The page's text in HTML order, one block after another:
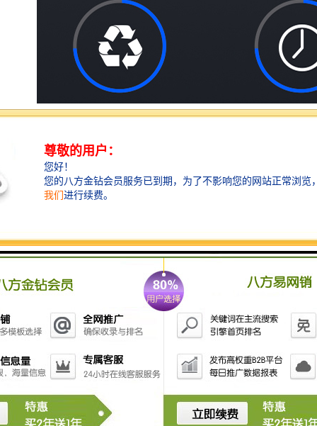
周波金属加热机等逐渐构成了‘北有北方重工南有上海地
它的大高压整流电源却十分简略，用4只1A/10kV高压硅
堆加一只0.1μF/8kV的滤波电容器组成。避免办法⑴建厂
房时做好体系的，用0.3的镀锌板或小意图铁丝网周围，
将50mm的铁管打入地下2-3米，每隔两米打一根，将网
与铁管衔接，这样高频信号就不简略从工厂出去，起到
全体的效果。